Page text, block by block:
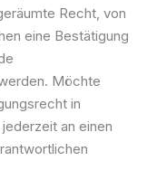
Recht, von
eine Bestätigung
Möchte
in
an einen